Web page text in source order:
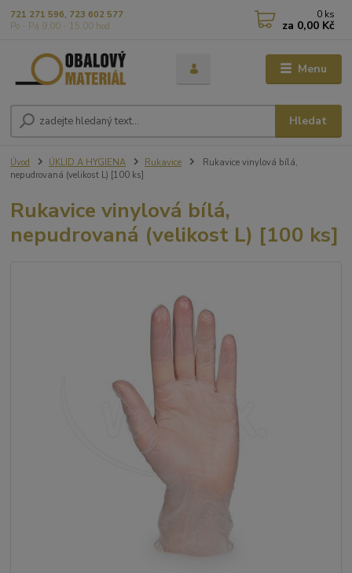
Menu
Hledat
721 271 596, 723 602 577
Po - Pá 9,00 - 15,00 hod
0 ks
za 0,00 Kč
Úvod ÚKLID A HYGIENA Rukavice
Rukavice vinylová bílá,
nepudrovaná (velikost L) [100 ks]
Rukavice vinylová bílá,
nepudrovaná (velikost L) [100 ks]